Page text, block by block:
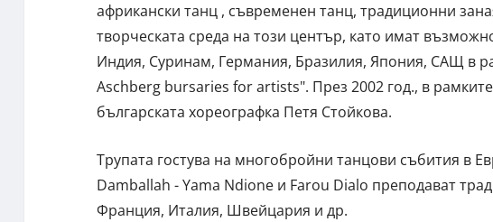
африкански танц , съвременен танц, традиционни
творческата среда на този център, като имат
Индия, Суринам, Германия, Бразилия, Япония, САЩ в
Aschberg bursaries for artists". През 2002 год., в
българската хореографка Петя Стойкова.
Трупата гостува на многобройни танцови събития в
Damballah - Yama Ndione и Farou Dialo преподават
Франция, Италия, Швейцария и др.